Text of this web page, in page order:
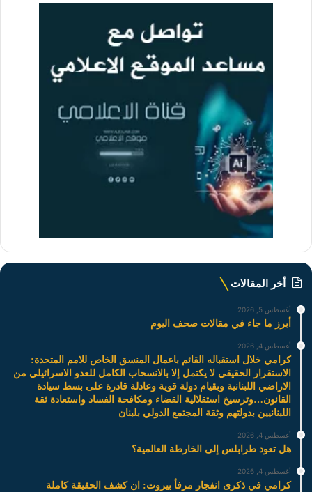
أخر المقالات
أغسطس 5, 2026
أبرز ما جاء في مقالات صحف اليوم
أغسطس 4, 2026
كرامي خلال استقباله القائم باعمال المنسق الخاص للامم المتحدة:
الاستقرار الحقيقي لا يكتمل إلا بالانسحاب الكامل للعدو الاسرائيلي من
الاراضي اللبنانية وبقيام دولة قوية وعادلة قادرة على بسط سيادة
القانون…وترسيخ استقلالية القضاء ومكافحة الفساد واستعادة ثقة
اللبنانيين بدولتهم وثقة المجتمع الدولي بلبنان
أغسطس 4, 2026
هل تعود طرابلس إلى الخارطة العالمية؟
أغسطس 4, 2026
كرامي في ذكرى انفجار مرفأ بيروت: ان كشف الحقيقة كاملة